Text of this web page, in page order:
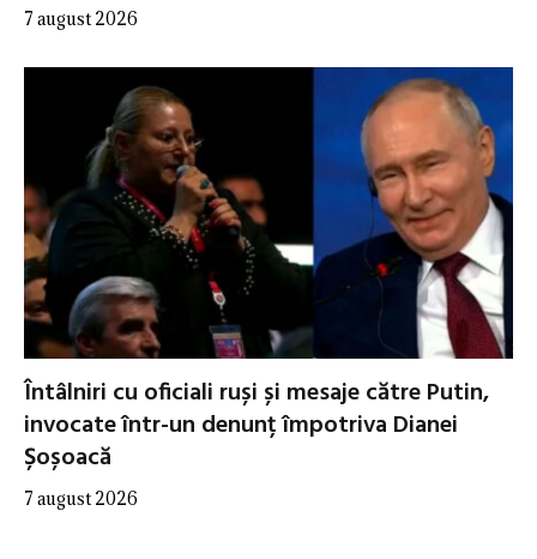
7 august 2026
Întâlniri cu oficiali ruși și mesaje către Putin,
invocate într-un denunț împotriva Dianei
Șoșoacă
7 august 2026